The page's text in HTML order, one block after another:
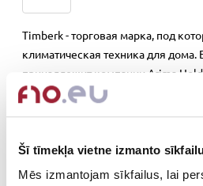
Šī tīmekļa vietne izmanto
Mēs izmantojam sīkfailus, lai
Timberk - торговая марка, под
климатическая техника для дома.
принадлежит компании Arima
также принадлежат бренды
Out of
www.timberk.com